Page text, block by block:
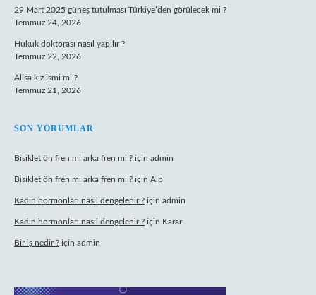
29 Mart 2025 güneş tutulması Türkiye’den görülecek mi ?
Temmuz 24, 2026
Hukuk doktorası nasıl yapılır ?
Temmuz 22, 2026
Alisa kız ismi mi ?
Temmuz 21, 2026
SON YORUMLAR
Bisiklet ön fren mi arka fren mi ? için admin
Bisiklet ön fren mi arka fren mi ? için Alp
Kadın hormonları nasıl dengelenir ? için admin
Kadın hormonları nasıl dengelenir ? için Karar
Bir iş nedir ? için admin